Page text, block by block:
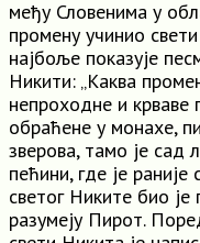
међу Словенима у
промену учинио
најбоље показује
Никити: „Каква
непроходне и крваве
обраћене у монахе,
зверова, тамо је сад
пећини, где је
светог Никите био је
разумеју Пирот.